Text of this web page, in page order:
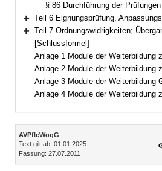
§ 86 Durchführung der Prüfungen
Bereich erweitern
Teil 6 Eignungsprüfung,
Bereich erweitern
Teil 7 Ordnungswidrigkeiten; Übergangs- und
[Schlussformel]
Anlage 1 Module der Weiterbildung
Anlage 2 Module der Weiterbildung
Anlage 3 Module der Weiterbildung
Anlage 4 Module der Weiterbildung
Inhalt
AVPfleWoqG
Text gilt ab: 01.01.2025
Fassung: 27.07.2011